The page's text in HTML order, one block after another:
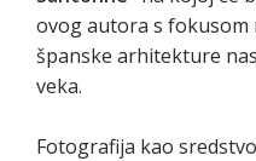
ovog autora s fokusom
španske arhitekture
veka.
Fotografija kao